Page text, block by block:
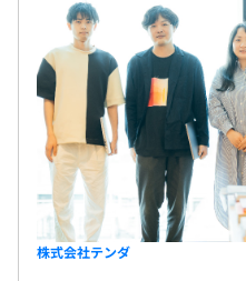
ど、新たな挑戦やキャリア
ます（複数の事例あり）
●スペシャリストコース
技術のスペシャリストとし
ど、技術寄りの専門性を追
平均としては、4〜7名程の
・書籍購入補助
・E-learning
・懇親会費サポート 等
年1回
株式会社テンダ